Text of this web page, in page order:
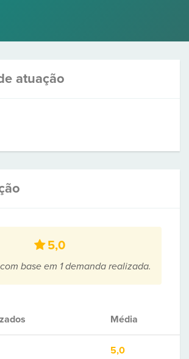
atuação
5,0
base em 1 demanda realizada.
Média
5,0